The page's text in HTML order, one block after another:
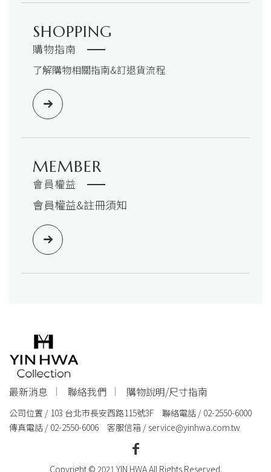
SHOPPING
購物指南
了解購物相關指南&訂退貨流程
MEMBER
會員權益
會員權益&註冊須知
最新消息 聯絡我們 購物說明/尺寸指南
公司位置 / 103 台北市長安西路115號3F 聯絡電話 / 02-2550-6000
傳真電話 / 02-2550-6006 客服信箱 / service@yinhwa.com.tw
Copyright © 2021 YIN HWA All Rights Reserved.